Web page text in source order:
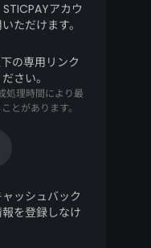
アカウ
ただけます。
の専用リンク
さい。
処理時間により最
とがあります。
ッシュバック
を登録しなけ